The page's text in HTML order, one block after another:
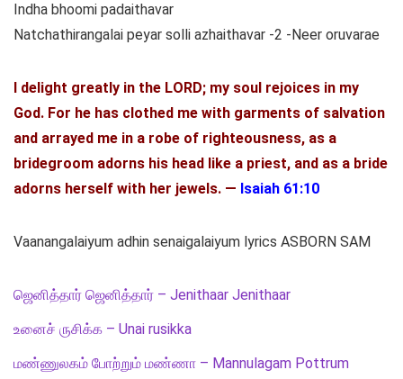
Indha bhoomi padaithavar
Natchathirangalai peyar solli azhaithavar -2 -Neer oruvarae
I delight greatly in the LORD; my soul rejoices in my
God. For he has clothed me with garments of salvation
and arrayed me in a robe of righteousness, as a
bridegroom adorns his head like a priest, and as a bride
adorns herself with her jewels. — Isaiah 61:10
Vaanangalaiyum adhin senaigalaiyum lyrics ASBORN SAM
ஜெனித்தார் ஜெனித்தார் – Jenithaar Jenithaar
உனைச் ருசிக்க – Unai rusikka
மண்ணுலகம் போற்றும் மண்ணா – Mannulagam Pottrum